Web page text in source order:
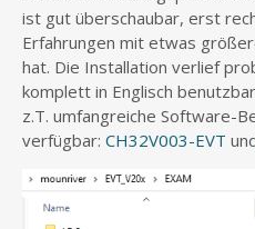
ist gut überschaubar, erst
Erfahrungen mit etwas
hat. Die Installation verlief
komplett in Englisch
z.T. umfangreiche Software-
verfügbar: CH32V003-EVT